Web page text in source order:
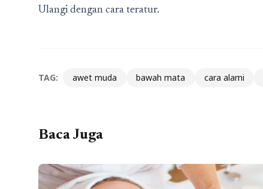
Ulangi dengan cara teratur.
TAG: awet muda bawah mata cara alami
Baca Juga